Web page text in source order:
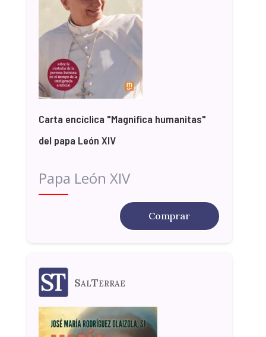
Carta encíclica "Magnifica humanitas"
del papa León XIV
Papa León XIV
Comprar
SalTerrae